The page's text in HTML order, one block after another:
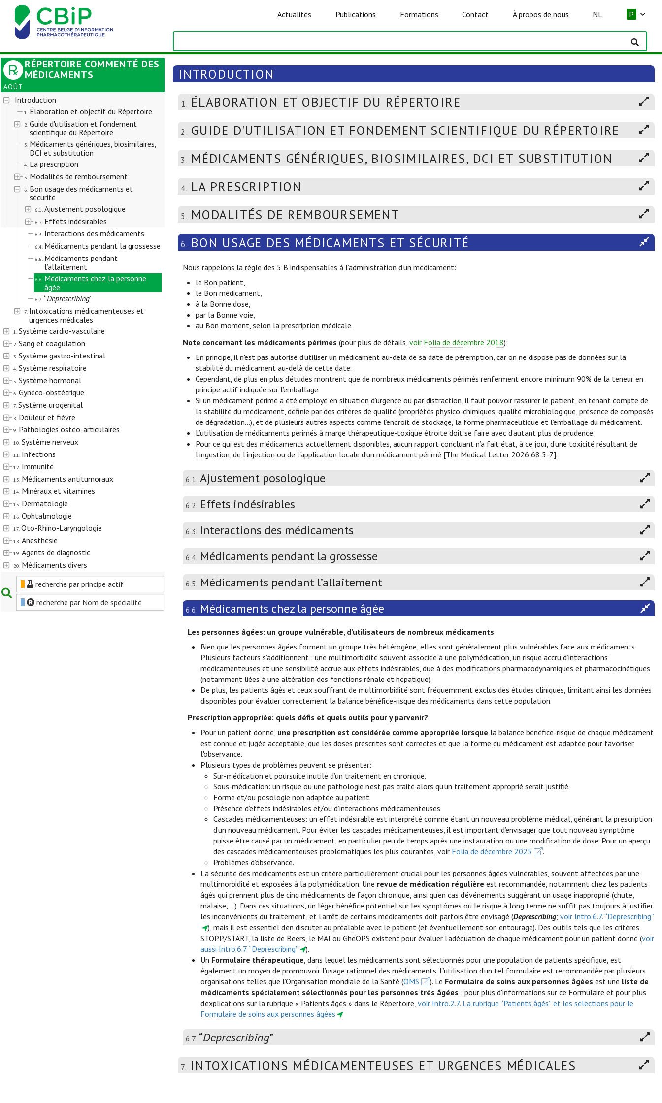
Actualités Publications Formations Contact À propos de nous NL P
RÉPERTOIRE COMMENTÉ DES
MÉDICAMENTS
AOÛT
Introduction
1. Élaboration et objectif du Répertoire
2. Guide d'utilisation et fondement
scientifique du Répertoire
3. Médicaments génériques, biosimilaires,
DCI et substitution
4. La prescription
5. Modalités de remboursement
6. Bon usage des médicaments et
sécurité
6.1. Ajustement posologique
6.2. Effets indésirables
6.3. Interactions des médicaments
6.4. Médicaments pendant la grossesse
6.5. Médicaments pendant
l’allaitement
6.6. Médicaments chez la personne
âgée
6.7. “Deprescribing”
7. Intoxications médicamenteuses et
urgences médicales
1. Système cardio-vasculaire
2. Sang et coagulation
3. Système gastro-intestinal
4. Système respiratoire
5. Système hormonal
6. Gynéco-obstétrique
7. Système urogénital
8. Douleur et fièvre
9. Pathologies ostéo-articulaires
10. Système nerveux
11. Infections
12. Immunité
13. Médicaments antitumoraux
14. Minéraux et vitamines
15. Dermatologie
16. Ophtalmologie
17. Oto-Rhino-Laryngologie
18. Anesthésie
19. Agents de diagnostic
20. Médicaments divers
recherche par principe actif
recherche par Nom de spécialité
INTRODUCTION
1. ÉLABORATION ET OBJECTIF DU RÉPERTOIRE
2. GUIDE D'UTILISATION ET FONDEMENT SCIENTIFIQUE DU RÉPERTOIRE
3. MÉDICAMENTS GÉNÉRIQUES, BIOSIMILAIRES, DCI ET SUBSTITUTION
4. LA PRESCRIPTION
5. MODALITÉS DE REMBOURSEMENT
6. BON USAGE DES MÉDICAMENTS ET SÉCURITÉ
Nous rappelons la règle des 5 B indispensables à l’administration d’un médicament:
le Bon patient,
le Bon médicament,
à la Bonne dose,
par la Bonne voie,
au Bon moment, selon la prescription médicale.
Note concernant les médicaments périmés (pour plus de détails, voir Folia de décembre 2018):
En principe, il n'est pas autorisé d'utiliser un médicament au-delà de sa date de péremption, car on ne dispose pas de données sur la
stabilité du médicament au-delà de cette date.
Cependant, de plus en plus d’études montrent que de nombreux médicaments périmés renferment encore minimum 90% de la teneur en
principe actif indiquée sur l’emballage.
Si un médicament périmé a été employé en situation d’urgence ou par distraction, il faut pouvoir rassurer le patient, en tenant compte de
la stabilité du médicament, définie par des critères de qualité (propriétés physico-chimiques, qualité microbiologique, présence de composés
de dégradation…), et de plusieurs autres aspects comme l’endroit de stockage, la forme pharmaceutique et l’emballage du médicament.
L’utilisation de médicaments périmés à marge thérapeutique-toxique étroite doit se faire avec d’autant plus de prudence.
Pour ce qui est des médicaments actuellement disponibles, aucun rapport concluant n’a fait état, à ce jour, d’une toxicité résultant de
l'ingestion, de l'injection ou de l'application locale d’un médicament périmé [The Medical Letter 2026;68:5-7].
6.1. Ajustement posologique
6.2. Effets indésirables
6.3. Interactions des médicaments
6.4. Médicaments pendant la grossesse
6.5. Médicaments pendant l’allaitement
6.6. Médicaments chez la personne âgée
Les personnes âgées: un groupe vulnérable, d’utilisateurs de nombreux médicaments
Bien que les personnes âgées forment un groupe très hétérogène, elles sont généralement plus vulnérables face aux médicaments.
Plusieurs facteurs s’additionnent : une multimorbidité souvent associée à une polymédication, un risque accru d’interactions
médicamenteuses et une sensibilité accrue aux effets indésirables, due à des modifications pharmacodynamiques et pharmacocinétiques
(notamment liées à une altération des fonctions rénale et hépatique).
De plus, les patients âgés et ceux souffrant de multimorbidité sont fréquemment exclus des études cliniques, limitant ainsi les données
disponibles pour évaluer correctement la balance bénéfice-risque des médicaments dans cette population.
Prescription appropriée: quels défis et quels outils pour y parvenir?
Pour un patient donné, une prescription est considérée comme appropriée lorsque la balance bénéfice-risque de chaque médicament
est connue et jugée acceptable, que les doses prescrites sont correctes et que la forme du médicament est adaptée pour favoriser
l'observance.
Plusieurs types de problèmes peuvent se présenter:
Sur-médication et poursuite inutile d’un traitement en chronique.
Sous-médication: un risque ou une pathologie n'est pas traité alors qu'un traitement approprié serait justifié.
Forme et/ou posologie non adaptée au patient.
Présence d’effets indésirables et/ou d’interactions médicamenteuses.
Cascades médicamenteuses: un effet indésirable est interprété comme étant un nouveau problème médical, générant la prescription
d’un nouveau médicament. Pour éviter les cascades médicamenteuses, il est important d’envisager que tout nouveau symptôme
puisse être causé par un médicament, en particulier peu de temps après une instauration ou une modification de dose. Pour un aperçu
des cascades médicamenteuses problématiques les plus courantes, voir Folia de décembre 2025
.
Problèmes d’observance.
La sécurité des médicaments est un critère particulièrement crucial pour les personnes âgées vulnérables, souvent affectées par une
multimorbidité et exposées à la polymédication. Une revue de médication régulière est recommandée, notamment chez les patients
âgés qui prennent plus de cinq médicaments de façon chronique, ainsi qu’en cas d’événements suggérant un usage inapproprié (chute,
malaise, …). Dans ces situations, un léger bénéfice potentiel sur les symptômes ou le risque à long terme ne suffit pas toujours à justifier
les inconvénients du traitement, et l'arrêt de certains médicaments doit parfois être envisagé (Deprescribing;voir Intro.6.7. “Deprescribing”
), mais il est essentiel d’en discuter au préalable avec le patient (et éventuellement son entourage). Des outils tels que les critères
STOPP/START, la liste de Beers, le MAI ou GheOPS existent pour évaluer l'adéquation de chaque médicament pour un patient donné (voir
aussi Intro.6.7. “Deprescribing”
).
Un Formulaire thérapeutique, dans lequel les médicaments sont sélectionnés pour une population de patients spécifique, est
également un moyen de promouvoir l’usage rationnel des médicaments. L’utilisation d’un tel formulaire est recommandée par plusieurs
organisations telles que l’Organisation mondiale de la Santé (OMS ). Le Formulaire de soins aux personnes âgées est une liste de
médicaments spécialement sélectionnés pour les personnes très âgées : pour plus d'informations sur ce Formulaire et pour plus
d’explications sur la rubrique « Patients âgés » dans le Répertoire,voir Intro.2.7. La rubrique “Patients âgés” et les sélections pour le
Formulaire de soins aux personnes âgées
6.7. “Deprescribing”
7. INTOXICATIONS MÉDICAMENTEUSES ET URGENCES MÉDICALES